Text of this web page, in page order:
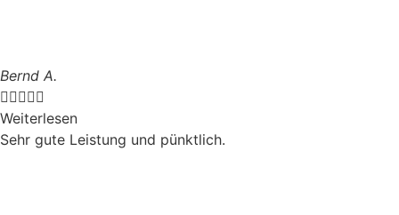
Bernd A.

Weiterlesen
Sehr gute Leistung und pünktlich.